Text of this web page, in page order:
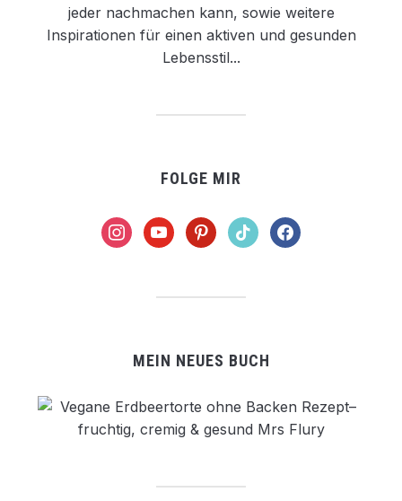
jeder nachmachen kann, sowie weitere
Inspirationen für einen aktiven und gesunden
Lebensstil...
FOLGE MIR
instagramyoutubepinteresttiktok facebook
MEIN NEUES BUCH